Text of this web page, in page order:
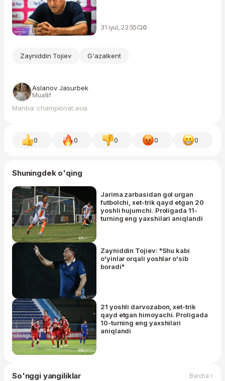
31 iyul, 23:55 0
Zayniddin Tojiev G'azalkent
Aslanov Jasurbek
Muallif
Manba: championat.asia
0 0 0 0 0
Shuningdek o'qing
Jarima zarbasidan gol urgan
futbolchi, xet-trik qayd etgan 20
yoshli hujumchi. Proligada 11-
turning eng yaxshilari aniqlandi
Zayniddin Tojiev: "Shu kabi
o'yinlar orqali yoshlar o'sib
boradi"
21 yoshli darvozabon, xet-trik
qayd etgan himoyachi. Proligada
10-turning eng yaxshilari
aniqlandi
So'nggi yangiliklar Barcha ›